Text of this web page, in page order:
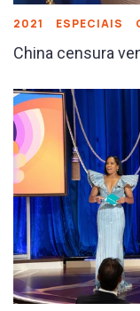
2021 ESPECIAIS
China censura